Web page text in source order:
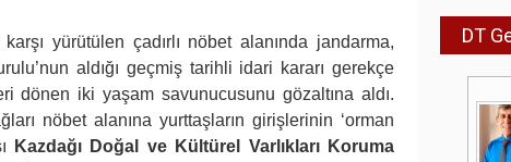
yürütülen çadırlı nöbet alanında jandarma,
aldığı geçmiş tarihli idari kararı gerekçe
dönen iki yaşam savunucusunu gözaltına aldı.
nöbet alanına yurttaşların girişlerinin ‘orman
Kazdağı Doğal ve Kültürel Varlıkları Koruma
DT